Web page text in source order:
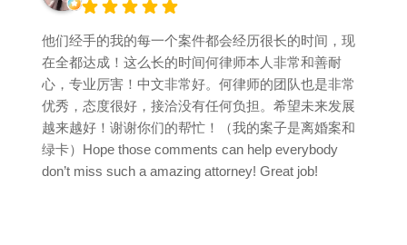
他们经手的我的每一个案件都会经历很长的时间，现
在全都达成！这么长的时间何律师本人非常和善耐
心，专业厉害！中文非常好。何律师的团队也是非常
优秀，态度很好，接洽没有任何负担。希望未来发展
越来越好！谢谢你们的帮忙！（我的案子是离婚案和
绿卡）Hope those comments can help everybody
don’t miss such a amazing attorney! Great job!